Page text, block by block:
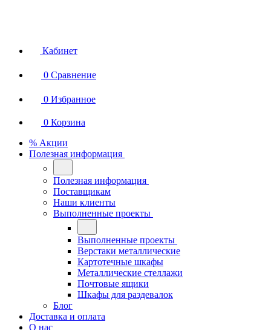
Кабинет
0 Сравнение
0 Избранное
0 Корзина
% Акции
Полезная информация
Полезная информация
Поставщикам
Наши клиенты
Выполненные проекты
Выполненные проекты
Верстаки металлические
Картотечные шкафы
Металлические стеллажи
Почтовые ящики
Шкафы для раздевалок
Блог
Доставка и оплата
О нас